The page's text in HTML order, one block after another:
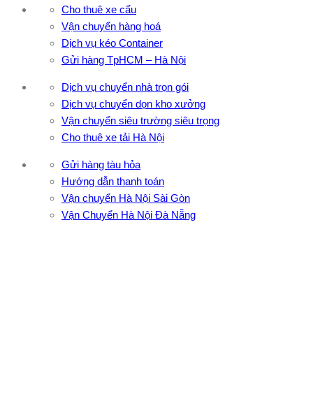
Cho thuê xe cẩu
Vận chuyển hàng hoá
Dịch vụ kéo Container
Gửi hàng TpHCM – Hà Nội
Dịch vụ chuyển nhà trọn gói
Dịch vụ chuyển dọn kho xưởng
Vận chuyển siêu trường siêu trọng
Cho thuê xe tải Hà Nội
Gửi hàng tàu hỏa
Hướng dẫn thanh toán
Vận chuyển Hà Nội Sài Gòn
Vận Chuyển Hà Nội Đà Nẵng